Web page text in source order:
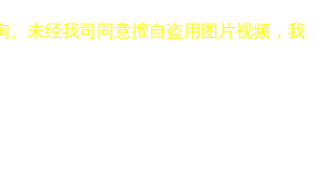
。未经我司同意擅自盗用图片视频，我